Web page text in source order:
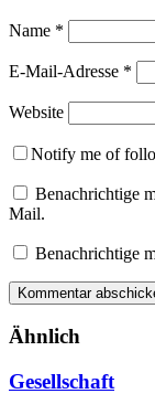
Name *
E-Mail-Adresse *
Website
Notify me of
Benachrichtige
Mail.
Benachrichtige
Ähnlich
Gesellschaft